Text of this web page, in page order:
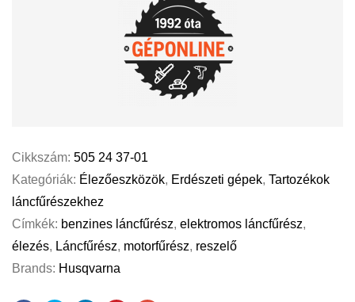
Cikkszám: 505 24 37-01
Kategóriák: Élezőeszközök, Erdészeti gépek, Tartozékok
láncfűrészekhez
Címkék: benzines láncfűrész, elektromos láncfűrész,
élezés, Láncfűrész, motorfűrész, reszelő
Brands: Husqvarna